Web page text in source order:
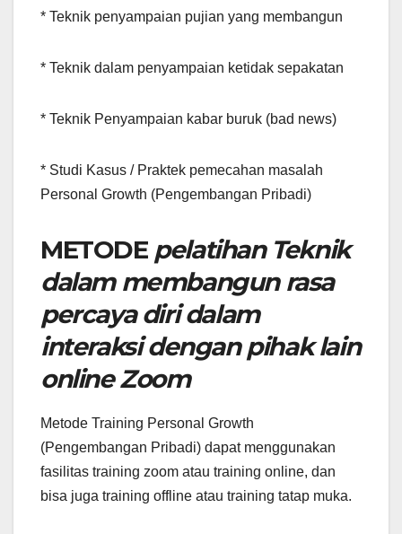
* Teknik penyampaian pujian yang membangun
* Teknik dalam penyampaian ketidak sepakatan
* Teknik Penyampaian kabar buruk (bad news)
* Studi Kasus / Praktek pemecahan masalah
Personal Growth (Pengembangan Pribadi)
METODE pelatihan Teknik
dalam membangun rasa
percaya diri dalam
interaksi dengan pihak lain
online Zoom
Metode Training Personal Growth
(Pengembangan Pribadi) dapat menggunakan
fasilitas training zoom atau training online, dan
bisa juga training offline atau training tatap muka.